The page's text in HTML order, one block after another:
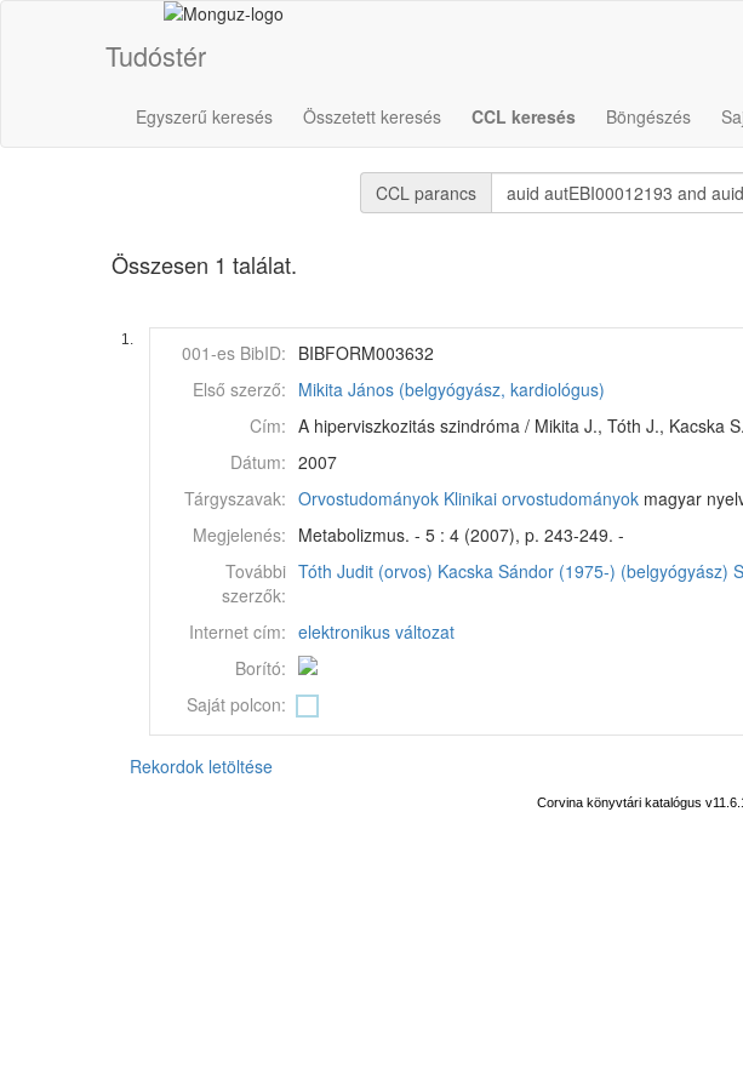
Tudóstér
Egyszerű keresés Összetett keresés CCL keresés Böngészés
CCL parancs
Összesen 1 találat.
1.
001-es BibID: BIBFORM003632
Első szerző: Mikita János (belgyógyász, kardiológus)
Cím: A hiperviszkozitás szindróma / Mikita J., Tóth J., Kacska
Dátum: 2007
Tárgyszavak: Orvostudományok Klinikai orvostudományok magyar
Megjelenés: Metabolizmus. - 5 : 4 (2007), p. 243-249. -
További
szerzők:
Tóth Judit (orvos) Kacska Sándor (1975-) (belgyógyász)
Internet cím: elektronikus változat
Borító:
Saját polcon:
Rekordok letöltése
Corvina könyvtári katalógus